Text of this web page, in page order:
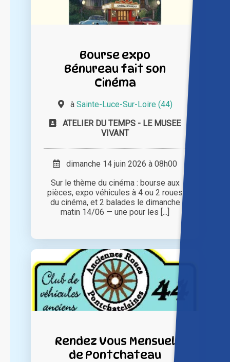
Bourse expo
Bénureau fait son
Cinéma
à Sainte-Luce-Sur-Loire (44)
ATELIER DU TEMPS - LE MUSEE
VIVANT
dimanche 14 juin 2026 à 08h00
Sur le thème du cinéma : bourse aux
pièces, expo véhicules à 4 ou 2 roues
du cinéma, et 2 balades le dimanche
matin 14/06 — une pour les [...]
Rendez Vous Mensuel
de Pontchateau